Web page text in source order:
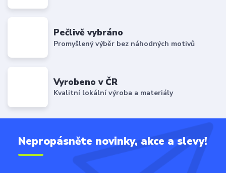
Pečlivě vybráno
Promyšlený výběr bez náhodných motivů
Vyrobeno v ČR
Kvalitní lokální výroba a materiály
Nepropásněte novinky, akce a slevy!